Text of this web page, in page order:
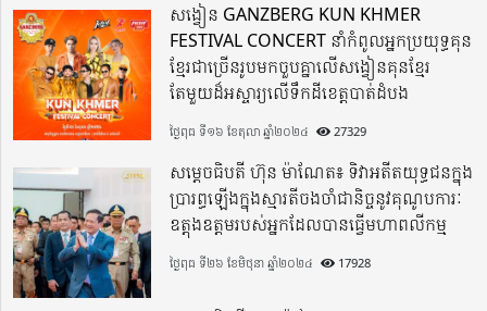
សង្វៀន GANZBERG KUN KHMER
FESTIVAL CONCERT នាំកំពូលអ្នកប្រយុទ្ធគុន
ខ្មែរជាច្រើនរូបមកចួបគ្នាលើសង្វៀនគុនខ្មែរ
តែមួយដ៏អស្ចារ្យលើទឹកដីខេត្តបាត់ដំបង
ថ្ងៃពុធ ទី១៦ ខែតុលា ឆ្នាំ២០២៤ 27329
សម្តេចធិបតី ហ៊ុន ម៉ាណែត៖ ទិវាអតីតយុទ្ធជនក្នុង
ប្រារព្ធឡើងក្នុងស្មារតីចងចាំជានិច្ចនូវគុណូបការៈ
ឧត្តុងឧត្តមរបស់អ្នកដែលបានធ្វើមហាពលីកម្ម
ថ្ងៃពុធ ទី២៦ ខែមិថុនា ឆ្នាំ២០២៤ 17928